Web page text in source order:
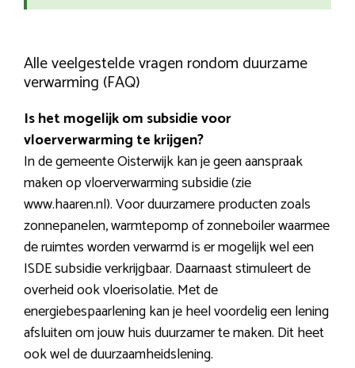
Alle veelgestelde vragen rondom duurzame
verwarming (FAQ)
Is het mogelijk om subsidie voor
vloerverwarming te krijgen?
In de gemeente Oisterwijk kan je geen aanspraak
maken op vloerverwarming subsidie (zie
www.haaren.nl). Voor duurzamere producten zoals
zonnepanelen, warmtepomp of zonneboiler waarmee
de ruimtes worden verwarmd is er mogelijk wel een
ISDE subsidie verkrijgbaar. Daarnaast stimuleert de
overheid ook vloerisolatie. Met de
energiebespaarlening kan je heel voordelig een lening
afsluiten om jouw huis duurzamer te maken. Dit heet
ook wel de duurzaamheidslening.